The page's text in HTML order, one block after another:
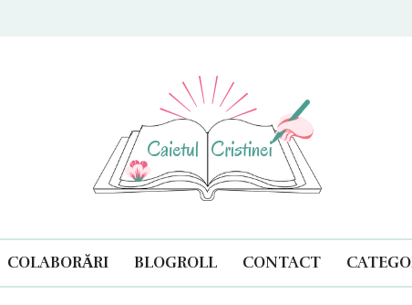
COLABORĂRI BLOGROLL CONTACT